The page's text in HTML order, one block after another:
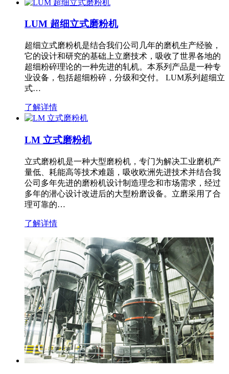
LUM 超细立式磨粉机
超细立式磨粉机是结合我们公司几年的磨机生产经验，
它的设计和研究的基础上立磨技术，吸收了世界各地的
超细粉碎理论的一种先进的轧机。本系列产品是一种专
业设备，包括超细粉碎，分级和交付。 LUM系列超细立
式…
了解详情
LM 立式磨粉机
立式磨粉机是一种大型磨粉机，专门为解决工业磨机产
量低、耗能高等技术难题，吸收欧洲先进技术并结合我
公司多年先进的磨粉机设计制造理念和市场需求，经过
多年的潜心设计改进后的大型粉磨设备。立磨采用了合
理可靠的…
了解详情